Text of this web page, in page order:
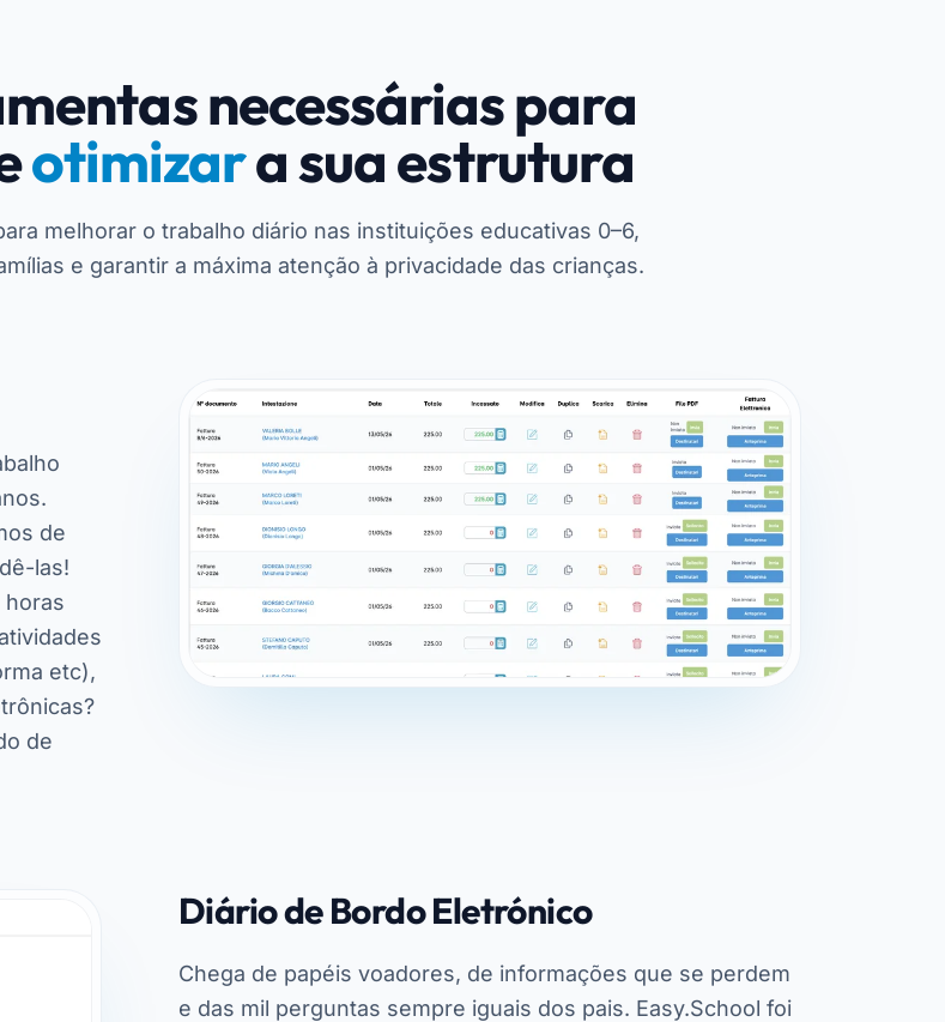
necessárias para
otimizara sua estrutura
melhorar o trabalho diário nas instituições educativas 0–6,
e garantir a máxima atenção à privacidade das crianças.
de
las!
horas
etc),
de
Diário de Bordo Eletrónico
Chega de papéis voadores, de informações que se perdem
e das mil perguntas sempre iguais dos pais. Easy.School foi